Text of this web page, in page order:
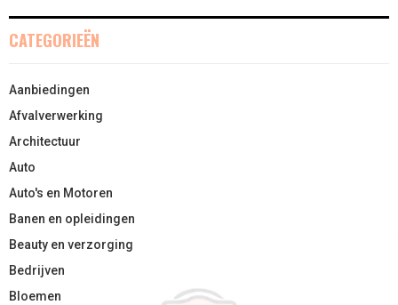
CATEGORIEËN
Aanbiedingen
Afvalverwerking
Architectuur
Auto
Auto's en Motoren
Banen en opleidingen
Beauty en verzorging
Bedrijven
Bloemen